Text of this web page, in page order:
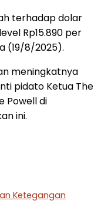
terhadap dolar
Rp15.890 per
(19/8/2025).
meningkatnya
pidato Ketua The
Powell di
ini.
Ketegangan